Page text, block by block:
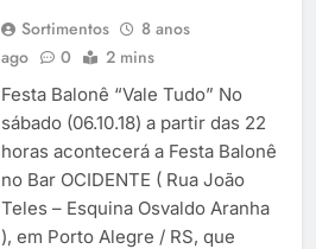
Sortimentos
8 anos
ago
0 2 mins
Festa Balonê “Vale Tudo” No
sábado (06.10.18) a partir das 22
horas acontecerá a Festa Balonê
no Bar OCIDENTE ( Rua João
Teles – Esquina Osvaldo Aranha
), em Porto Alegre / RS, que